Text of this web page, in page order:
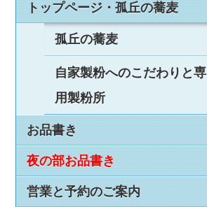
トップページ・孤丘の蕎麦
孤丘の蕎麦
自家製粉へのこだわりと専
用製粉所
お品書き
夜の部お品書き
営業と予約のご案内